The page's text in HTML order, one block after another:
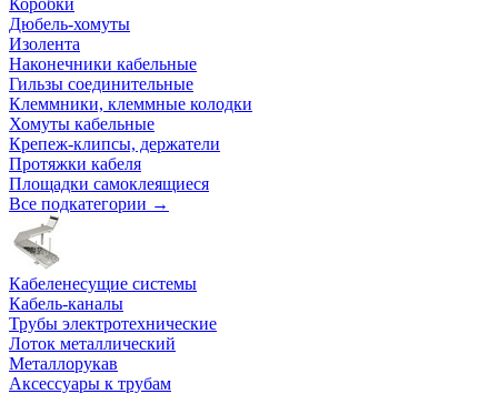
Коробки
Дюбель-хомуты
Изолента
Наконечники кабельные
Гильзы соединительные
Клеммники, клеммные колодки
Хомуты кабельные
Крепеж-клипсы, держатели
Протяжки кабеля
Площадки самоклеящиеся
Все подкатегории →
Кабеленесущие системы
Кабель-каналы
Трубы электротехнические
Лоток металлический
Металлорукав
Аксессуары к трубам